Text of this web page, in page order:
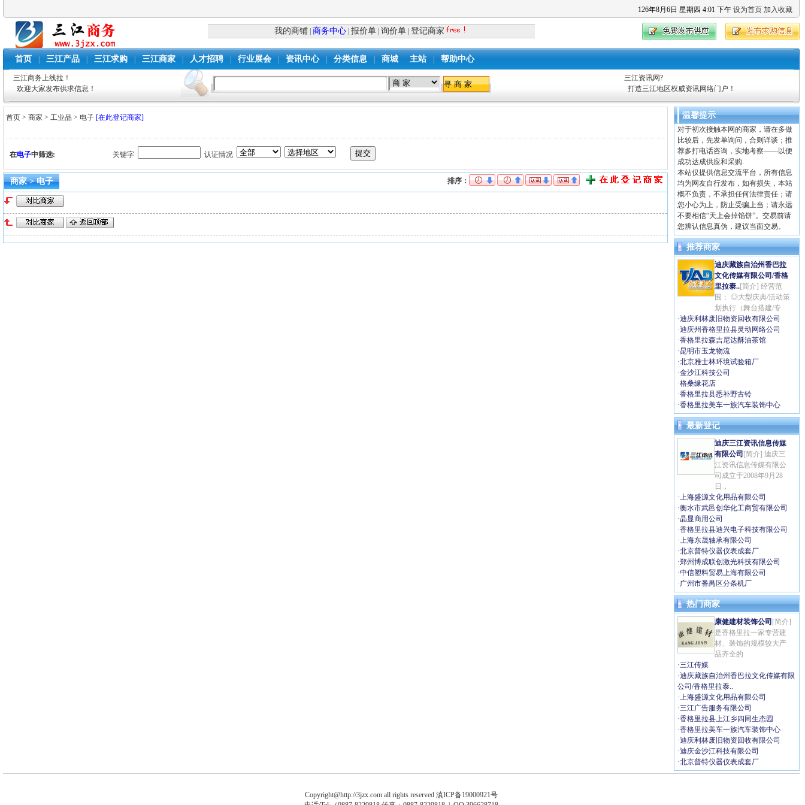
126年8月 6日 星期四 4:01 下午 设为首页 加入收藏
我的商铺 商务中心 报价单 询价单 登记商家
首页 三江产品 三江求购 三江商家 人才招聘 行业展会 资讯中心 分类信息 商城 主站 帮助中心
三江商务上线拉！
欢迎大家发布供求信息！
三江资讯网?
打造三江地区权威资讯网络门户！
首页 >商家 >工业品> 电子 [在此登记商家]
在电子中筛选: 关键字 认证情况
商家 > 电子 排序：
温馨提示
对于初次接触本网的商家，请在多做
比较后，先发单询问，合则详谈；推
荐多打电话咨询，实地考察——以便
成功达成供应和采购.
本站仅提供信息交流平台，所有信息
均为网友自行发布，如有损失，本站
概不负责，不承担任何法律责任；请
您小心为上，防止受骗上当；请永远
不要相信“天上会掉馅饼”。交易前请
您辨认信息真伪，建议当面交易。
推荐商家
迪庆藏族自治州香巴拉
文化传媒有限公司/香格
里拉泰..[简介] 经营范
围： ◎大型庆典/活动策
划执行（舞台搭建/专
·迪庆利林废旧物资回收有限公司
·迪庆州香格里拉县灵动网络公司
·香格里拉森吉尼达酥油茶馆
·昆明市玉龙物流
·北京雅士林环境试验箱厂
·金沙江科技公司
·格桑缘花店
·香格里拉县悉补野古铃
·香格里拉美车一族汽车装饰中心
最新登记
迪庆三江资讯信息传媒
有限公司 [简介] 迪庆三
江资讯信息传媒有限公
司成立于2008年9月28
日，
·上海盛源文化用品有限公司
·衡水市武邑创华化工商贸有限公司
·晶显商用公司
·香格里拉县迪兴电子科技有限公司
·上海东晟轴承有限公司
·北京普特仪器仪表成套厂
·郑州博成联创激光科技有限公司
·中信塑料贸易上海有限公司
·广州市番禺区分条机厂
热门商家
康健建材装饰公司 [简介]
是香格里拉一家专营建
材、装饰的规模较大产
品齐全的
·三江传媒
·迪庆藏族自治州香巴拉文化传媒有限
公司/香格里拉泰..
·上海盛源文化用品有限公司
·三江广告服务有限公司
·香格里拉县上江乡四同生态园
·香格里拉美车一族汽车装饰中心
·迪庆利林废旧物资回收有限公司
·迪庆金沙江科技有限公司
·北京普特仪器仪表成套厂
Copyright@http://3jzx.com all rights reserved滇ICP备19000921号